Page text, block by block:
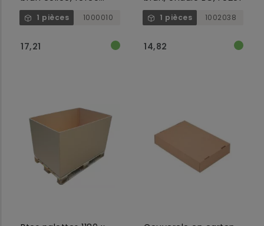
0201
1 pièces 1000010
17,21
1 pièces 1002038
14,82